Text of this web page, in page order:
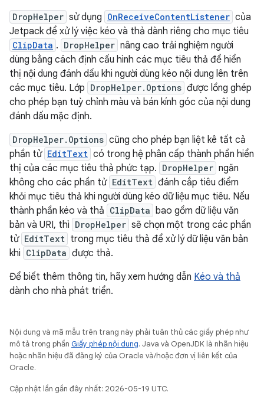
DropHelper sử dụng OnReceiveContentListener của
Jetpack để xử lý việc kéo và thả dành riêng cho mục tiêu
ClipData . DropHelper nâng cao trải nghiệm người
dùng bằng cách định cấu hình các mục tiêu thả để hiển
thị nội dung đánh dấu khi người dùng kéo nội dung lên trên
các mục tiêu. Lớp DropHelper.Options được lồng ghép
cho phép bạn tuỳ chỉnh màu và bán kính góc của nội dung
đánh dấu mặc định.
DropHelper.Options cũng cho phép bạn liệt kê tất cả
phần tử EditText có trong hệ phân cấp thành phần hiển
thị của các mục tiêu thả phức tạp. DropHelper ngăn
không cho các phần tử EditText đánh cắp tiêu điểm
khỏi mục tiêu thả khi người dùng kéo dữ liệu mục tiêu. Nếu
thành phần kéo và thả ClipData bao gồm dữ liệu văn
bản và URI, thì DropHelper sẽ chọn một trong các phần
tử EditText trong mục tiêu thả để xử lý dữ liệu văn bản
khi ClipData được thả.
Để biết thêm thông tin, hãy xem hướng dẫn Kéo và thả
dành cho nhà phát triển.
Nội dung và mã mẫu trên trang này phải tuân thủ các giấy phép như
mô tả trong phần Giấy phép nội dung. Java và OpenJDK là nhãn hiệu
hoặc nhãn hiệu đã đăng ký của Oracle và/hoặc đơn vị liên kết của
Oracle.
Cập nhật lần gần đây nhất: 2026-05-19 UTC.